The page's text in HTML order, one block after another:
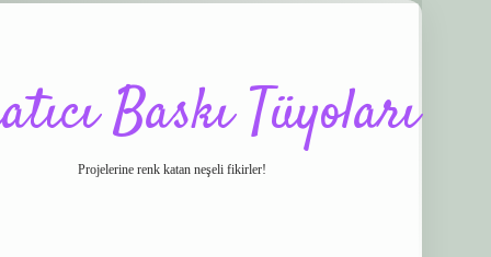
Baskı Tüyoları
Projelerine renk katan neşeli fikirler!